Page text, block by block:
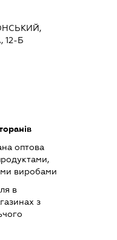
12-Б
оптова
виробами
в
з